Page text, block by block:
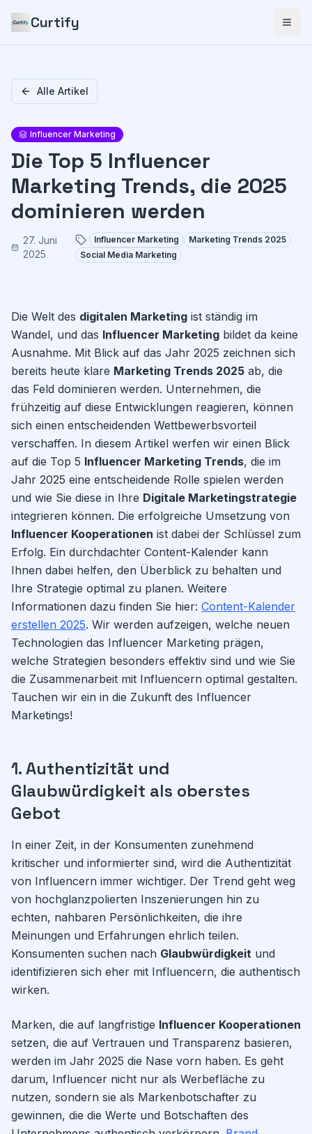
Curtify
Alle Artikel
Influencer Marketing
Die Top 5 Influencer
Marketing Trends, die 2025
dominieren werden
27. Juni
2025
Influencer Marketing
Marketing Trends 2025
Social Media Marketing
Die Welt des digitalen Marketing ist ständig im
Wandel, und das Influencer Marketing bildet da keine
Ausnahme. Mit Blick auf das Jahr 2025 zeichnen sich
bereits heute klare Marketing Trends 2025 ab, die
das Feld dominieren werden. Unternehmen, die
frühzeitig auf diese Entwicklungen reagieren, können
sich einen entscheidenden Wettbewerbsvorteil
verschaffen. In diesem Artikel werfen wir einen Blick
auf die Top 5 Influencer Marketing Trends, die im
Jahr 2025 eine entscheidende Rolle spielen werden
und wie Sie diese in Ihre Digitale Marketingstrategie
integrieren können. Die erfolgreiche Umsetzung von
Influencer Kooperationen ist dabei der Schlüssel zum
Erfolg. Ein durchdachter Content-Kalender kann
Ihnen dabei helfen, den Überblick zu behalten und
Ihre Strategie optimal zu planen. Weitere
Informationen dazu finden Sie hier: Content-Kalender
erstellen 2025. Wir werden aufzeigen, welche neuen
Technologien das Influencer Marketing prägen,
welche Strategien besonders effektiv sind und wie Sie
die Zusammenarbeit mit Influencern optimal gestalten.
Tauchen wir ein in die Zukunft des Influencer
Marketings!
1. Authentizität und
Glaubwürdigkeit als oberstes
Gebot
In einer Zeit, in der Konsumenten zunehmend
kritischer und informierter sind, wird die Authentizität
von Influencern immer wichtiger. Der Trend geht weg
von hochglanzpolierten Inszenierungen hin zu
echten, nahbaren Persönlichkeiten, die ihre
Meinungen und Erfahrungen ehrlich teilen.
Konsumenten suchen nach Glaubwürdigkeit und
identifizieren sich eher mit Influencern, die authentisch
wirken.
Marken, die auf langfristige Influencer Kooperationen
setzen, die auf Vertrauen und Transparenz basieren,
werden im Jahr 2025 die Nase vorn haben. Es geht
darum, Influencer nicht nur als Werbefläche zu
nutzen, sondern sie als Markenbotschafter zu
gewinnen, die die Werte und Botschaften des